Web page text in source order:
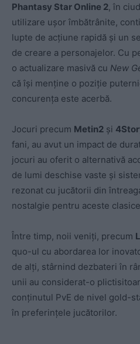
Phantasy Star Online 2, în
utilizare ușor îmbătrânite,
lupte de acțiune rapidă și un
de creare a personajelor. Cu
o actualizare masivă cu New
că își menține o poziție
concurența este acerbă.
Jocuri precum Metin2 și
fani, au avut un impact de
jocuri au oferit o alternativă
de lumi deschise vaste și
rezonat cu jucătorii din
nostalgie pentru aceste
Între timp, noii veniți, precum
quo-ul cu abordarea lor
de alți, stârnind dezbateri în
unii au considerat-o
conținutul PvE de nivel gold-
în preferințele jucătorilor.